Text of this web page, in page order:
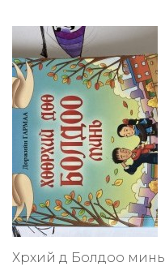
Хөөрхий дөө Болдоо минь